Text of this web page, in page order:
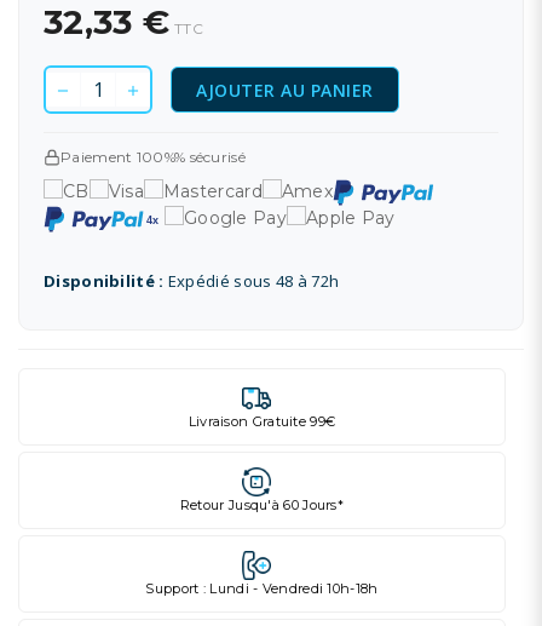
32,33 € TTC
AJOUTER AU PANIER
Paiement 100%% sécurisé
Disponibilité : Expédié sous 48 à 72h
Livraison Gratuite 99€
Retour Jusqu'à 60 Jours*
Support : Lundi - Vendredi 10h-18h